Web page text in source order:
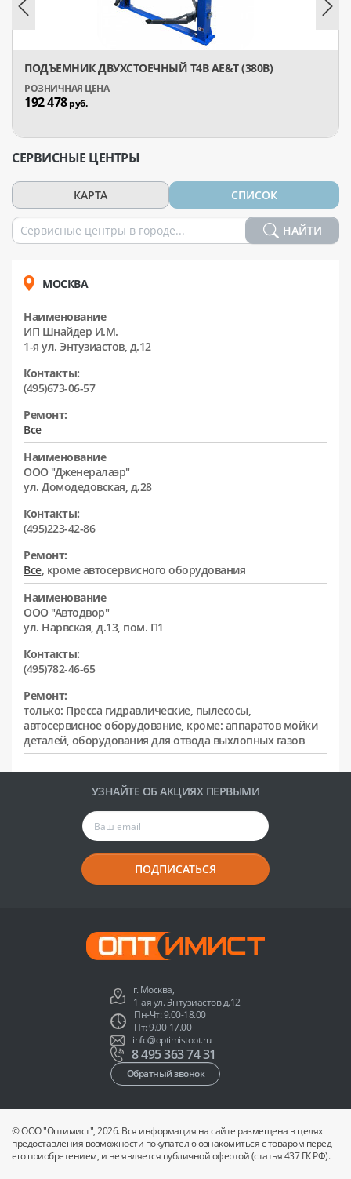
ПОДЪЕМНИК ДВУХСТОЕЧНЫЙ T4B AE&T (380В)
192 478руб.
СЕРВИСНЫЕ ЦЕНТРЫ
КАРТА СПИСОК
НАЙТИ
МОСКВА
Наименование
ИП Шнайдер И.М.
1-я ул. Энтузиастов, д.12
Контакты:
(495)673-06-57
Ремонт:
Все
Наименование
ООО "Дженералаэр"
ул. Домодедовская, д.28
Контакты:
(495)223-42-86
Ремонт:
Все, кроме автосервисного оборудования
Наименование
ООО "Автодвор"
ул. Нарвская, д.13, пом. П1
Контакты:
(495)782-46-65
Ремонт:
только: Пресса гидравлические, пылесосы,
автосервисное оборудование, кроме: аппаратов мойки
деталей, оборудования для отвода выхлопных газов
УЗНАЙТЕ ОБ АКЦИЯХ ПЕРВЫМИ
ПОДПИСАТЬСЯ
г. Москва,
1-ая ул. Энтузиастов д.12
Пн-Чт: 9.00-18.00
Пт: 9.00-17.00
info@optimistopt.ru
8 495 363 74 31
Обратный звонок
© ООО "Оптимист", 2026. Вся информация на сайте размещена в целях
предоставления возможности покупателю ознакомиться с товаром перед
его приобретением, и не является публичной офертой (статья 437 ГК РФ).